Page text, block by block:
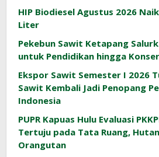
HIP Biodiesel Agustus 2026
Liter
Pekebun Sawit Ketapang
untuk Pendidikan hingga
Ekspor Sawit Semester I 2026
Sawit Kembali Jadi Penopang
Indonesia
PUPR Kapuas Hulu Evaluasi
Tertuju pada Tata Ruang,
Orangutan